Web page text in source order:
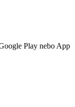
Play nebo App